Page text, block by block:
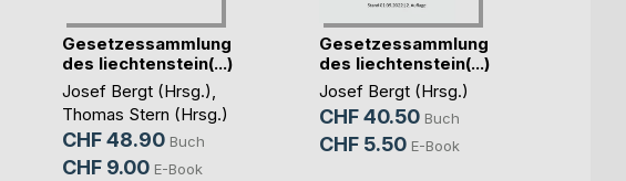
Gesetzessammlung
des liechtenstein(...)
Josef Bergt (Hrsg.),
Thomas Stern (Hrsg.)
CHF 48.90 Buch
CHF 9.00 E-Book
Gesetzessammlung
des liechtenstein(...)
Josef Bergt (Hrsg.)
CHF 40.50 Buch
CHF 5.50 E-Book